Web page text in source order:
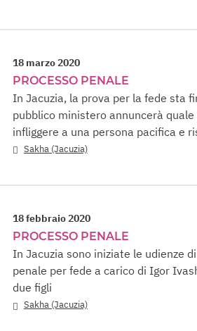
18 marzo 2020
PROCESSO PENALE
In Jacuzia, la prova per la fede sta
pubblico ministero annuncerà quale
infliggere a una persona pacifica e
Sakha (Jacuzia)
18 febbraio 2020
PROCESSO PENALE
In Jacuzia sono iniziate le udienze
penale per fede a carico di Igor
due figli
Sakha (Jacuzia)